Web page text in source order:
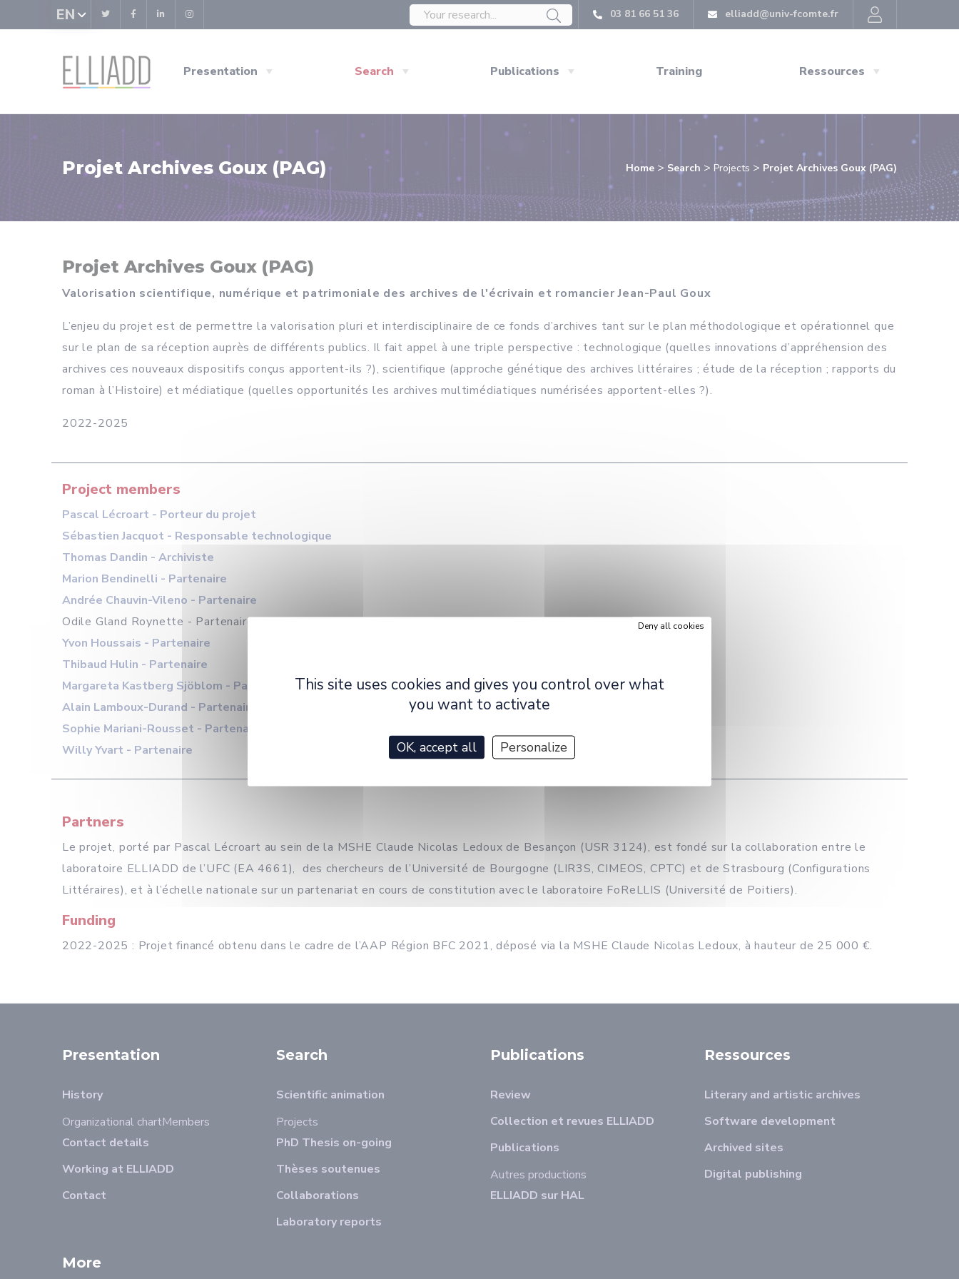
03 81 66 51 36 elliadd@univ-fcomte.fr
Presentation Search Publications Training Ressources
EN
Projet Archives Goux (PAG) Home > Search > Projects > Projet Archives Goux (PAG)
Projet Archives Goux (PAG)
Valorisation scientifique, numérique et patrimoniale des archives de l'écrivain et romancier Jean-Paul Goux
L’enjeu du projet est de permettre la valorisation pluri et interdisciplinaire de ce fonds d’archives tant sur le plan méthodologique et opérationnel que
sur le plan de sa réception auprès de différents publics. Il fait appel à une triple perspective : technologique (quelles innovations d’appréhension des
archives ces nouveaux dispositifs conçus apportent-ils ?), scientifique (approche génétique des archives littéraires ; étude de la réception ; rapports du
roman à l’Histoire) et médiatique (quelles opportunités les archives multimédiatiques numérisées apportent-elles ?).
2022-2025
Project members
Pascal Lécroart - Porteur du projet
Sébastien Jacquot - Responsable technologique
Thomas Dandin - Archiviste
Marion Bendinelli - Partenaire
Andrée Chauvin-Vileno - Partenaire
Odile Gland Roynette - Partenaire
Yvon Houssais - Partenaire
Thibaud Hulin - Partenaire
Margareta Kastberg Sjöblom - Partenaire
Alain Lamboux-Durand - Partenaire
Sophie Mariani-Rousset - Partenaire
Willy Yvart - Partenaire
Partners
Le projet, porté par Pascal Lécroart au sein de la MSHE Claude Nicolas Ledoux de Besançon (USR 3124), est fondé sur la collaboration entre le
laboratoire ELLIADD de l’UFC (EA 4661), des chercheurs de l’Université de Bourgogne (LIR3S, CIMEOS, CPTC) et de Strasbourg (Configurations
Littéraires), et à l’échelle nationale sur un partenariat en cours de constitution avec le laboratoire FoReLLIS (Université de Poitiers).
Funding
2022-2025 : Projet financé obtenu dans le cadre de l’AAP Région BFC 2021, déposé via la MSHE Claude Nicolas Ledoux, à hauteur de 25 000 €.
Presentation
History
Organizational chartMembers
Contact details
Working at ELLIADD
Contact
Search
Scientific animation
Projects
PhD Thesis on-going
Thèses soutenues
Collaborations
Laboratory reports
Publications
Review
Collection et revues ELLIADD
Publications
Autres productions
ELLIADD sur HAL
Ressources
Literary and artistic archives
Software development
Archived sites
Digital publishing
More
Cookies management panel
This site uses cookies and gives you control over what
you want to activate
OK, accept all
Deny all cookies
Personalize